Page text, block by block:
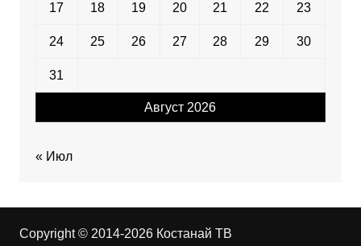
Август 2026
17 18 19 20 21 22 23
24 25 26 27 28 29 30
31
« Июл
Copyright © 2014-2026 Костанай ТВ